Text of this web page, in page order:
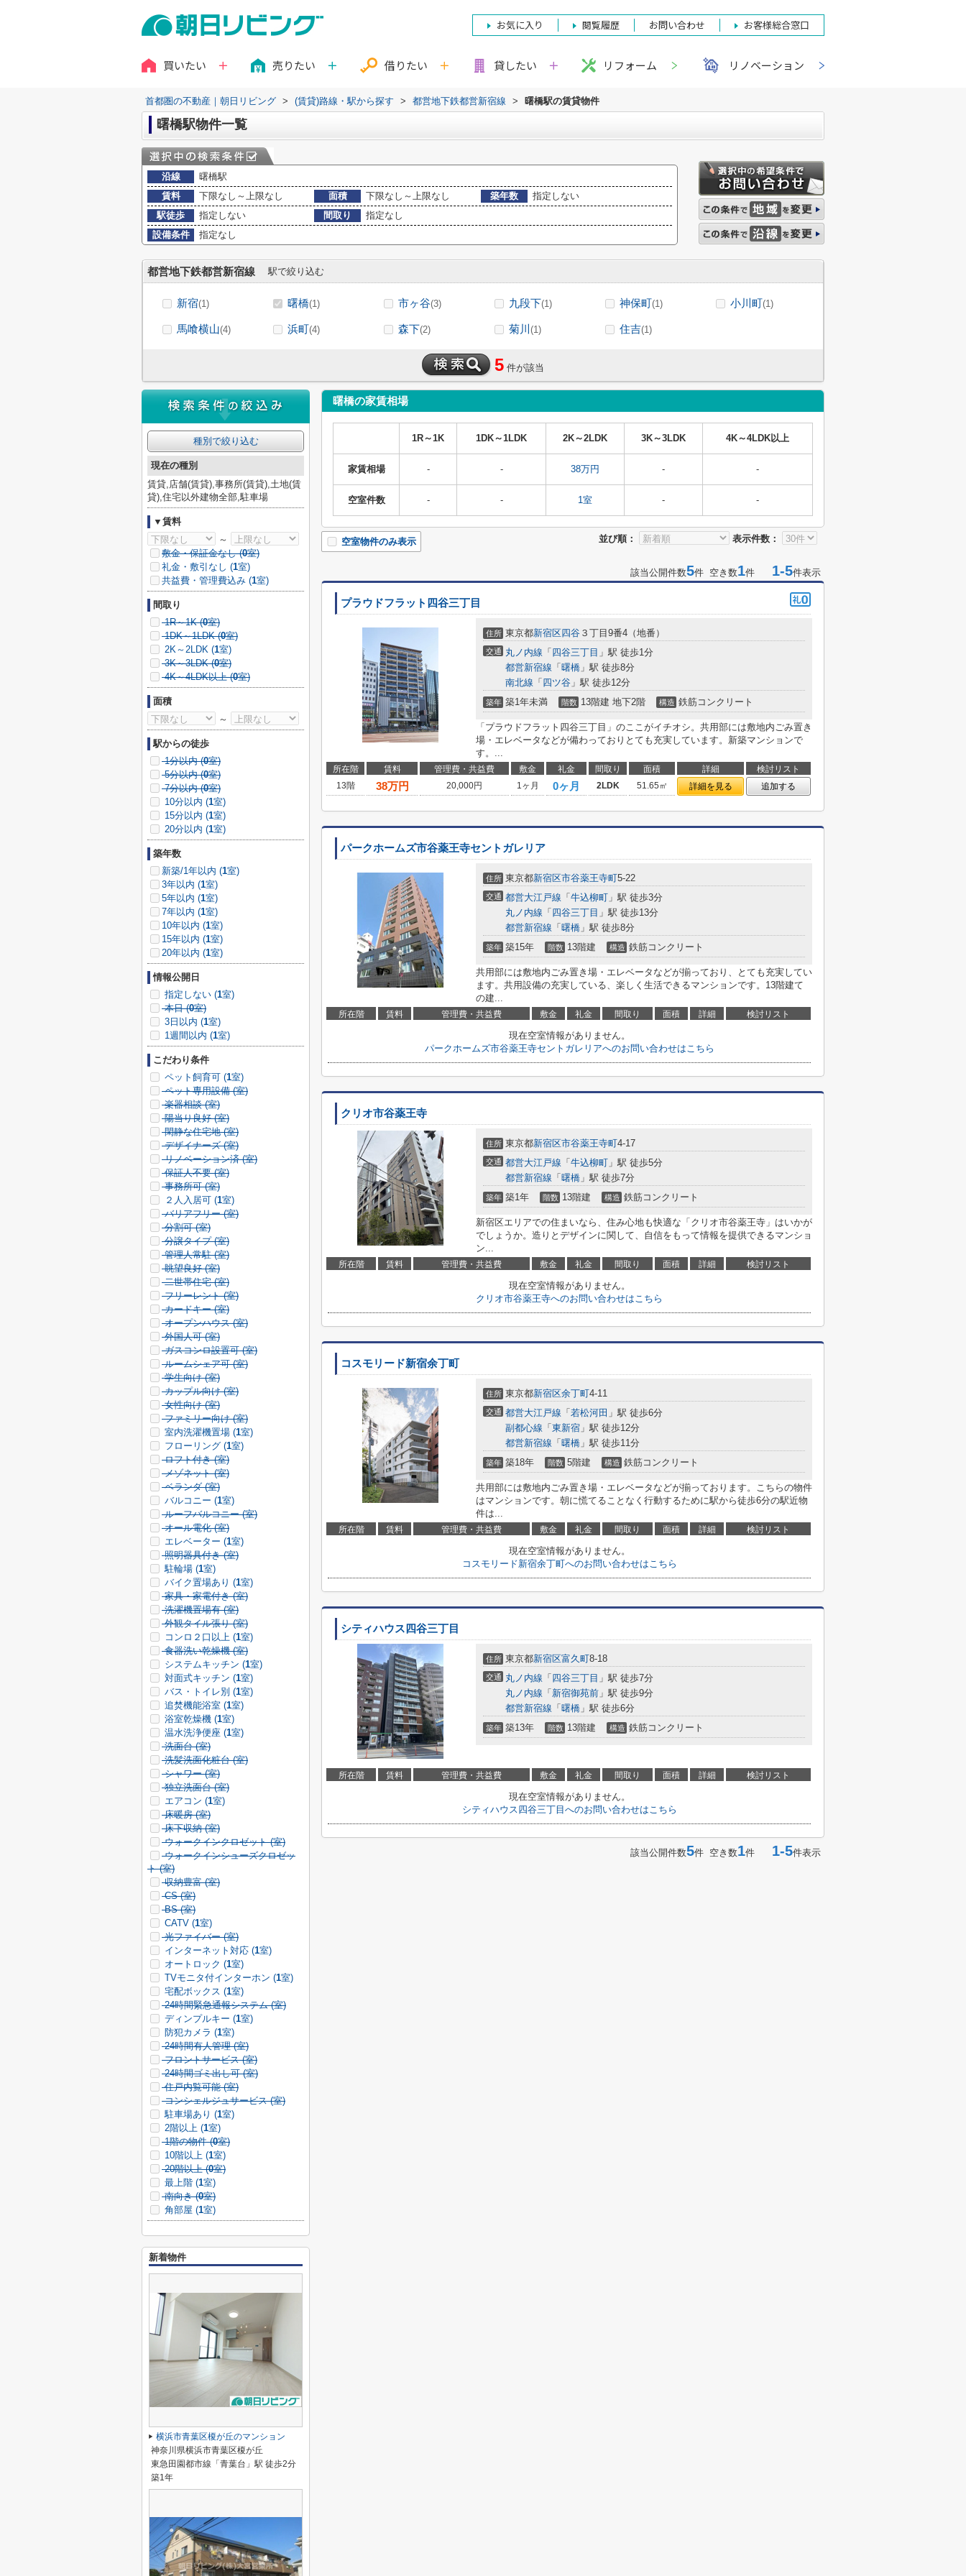
お気に入り 閲覧履歴 お問い合わせ お客様総合窓口
買いたい 売りたい 借りたい 貸したい リフォーム リノベーション
首都圏の不動産｜朝日リビング > (賃貸)路線・駅から探す > 都営地下鉄都営新宿線 > 曙橋駅の賃貸物件
曙橋駅物件一覧
沿線
曙橋駅
賃料
下限なし～上限なし 面積 下限なし～上限なし 築年数
指定しない
駅徒歩
指定しない 間取り
指定なし
設備条件
指定なし
都営地下鉄都営新宿線 駅で絞り込む
新宿(1) 曙橋(1) 市ヶ谷(3) 九段下(1) 神保町(1) 小川町(1)
馬喰横山(4) 浜町(4) 森下(2) 菊川 (1) 住吉(1)
5 件が該当
曙橋の家賃相場
1R～1K 1DK～1LDK 2K～2LDK 3K～3LDK 4K～4LDK以上
家賃相場 - - 38万円 - -
空室件数 - - 1室 - -
並び順： 表示件数：
空室物件のみ表示
該当公開件数5件 空き数1件 1-5件表示
プラウドフラット四谷三丁目
住所 東京都新宿区四谷 ３丁目9番4（地番）
交通 丸ノ内線 「 四谷三丁目 」駅 徒歩1分
都営新宿線 「 曙橋 」駅 徒歩8分
南北線 「 四ツ谷 」駅 徒歩12分
築年 築1年未満 階数 13階建 地下2階 構造 鉄筋コンクリート
「プラウドフラット四谷三丁目」のここがイチオシ。共用部には敷地内ごみ置き
場・エレベータなどが備わっておりとても充実しています。新築マンションで
す。...
所在階 賃料 管理費・共益費 敷金 礼金 間取り 面積 詳細
検討リスト
13階
38万円 20,000円 1ヶ月 0ヶ月 2LDK 51.65㎡ 詳細を見る 追加する
パークホームズ市谷薬王寺セントガレリア
住所 東京都新宿区市谷薬王寺町5-22
交通 都営大江戸線 「 牛込柳町 」駅 徒歩3分
丸ノ内線 「 四谷三丁目 」駅 徒歩13分
都営新宿線 「 曙橋 」駅 徒歩8分
築年 築15年 階数 13階建 構造 鉄筋コンクリート
共用部には敷地内ごみ置き場・エレベータなどが揃っており、とても充実してい
ます。共用設備の充実している、楽しく生活できるマンションです。13階建て
の建...
所在階 賃料 管理費・共益費 敷金 礼金 間取り 面積 詳細 検討リスト
現在空室情報がありません。
パークホームズ市谷薬王寺セントガレリアへのお問い合わせはこちら
クリオ市谷薬王寺
住所 東京都新宿区市谷薬王寺町4-17
交通 都営大江戸線 「 牛込柳町 」駅 徒歩5分
都営新宿線 「 曙橋 」駅 徒歩7分
築年 築1年 階数 13階建 構造 鉄筋コンクリート
新宿区エリアでの住まいなら、住み心地も快適な「クリオ市谷薬王寺」はいかが
でしょうか。造りとデザインに関して、自信をもって情報を提供できるマンショ
ン...
所在階 賃料 管理費・共益費 敷金 礼金 間取り 面積 詳細 検討リスト
現在空室情報がありません。
クリオ市谷薬王寺へのお問い合わせはこちら
コスモリード新宿余丁町
住所 東京都新宿区余丁町4-11
交通 都営大江戸線 「 若松河田 」駅 徒歩6分
副都心線 「 東新宿 」駅 徒歩12分
都営新宿線 「 曙橋 」駅 徒歩11分
築年 築18年 階数 5階建 構造 鉄筋コンクリート
共用部には敷地内ごみ置き場・エレベータなどが揃っております。こちらの物件
はマンションです。朝に慌てることなく行動するために駅から徒歩6分の駅近物
件は...
所在階 賃料 管理費・共益費 敷金 礼金 間取り 面積 詳細 検討リスト
現在空室情報がありません。
コスモリード新宿余丁町へのお問い合わせはこちら
シティハウス四谷三丁目
住所 東京都新宿区富久町8-18
交通 丸ノ内線 「 四谷三丁目 」駅 徒歩7分
丸ノ内線 「 新宿御苑前 」駅 徒歩9分
都営新宿線 「 曙橋 」駅 徒歩6分
築年 築13年 階数 13階建 構造 鉄筋コンクリート
所在階 賃料 管理費・共益費 敷金 礼金 間取り 面積 詳細 検討リスト
現在空室情報がありません。
シティハウス四谷三丁目へのお問い合わせはこちら
該当公開件数5件 空き数1件 1-5件表示
種別で絞り込む
現在の種別
賃貸,店舗(賃貸),事務所(賃貸),土地(賃
貸),住宅以外建物全部,駐車場
▼賃料
～
敷金・保証金なし (0室)
礼金・敷引なし (1室)
共益費・管理費込み (1室)
間取り
1R～1K (0室)
1DK～1LDK (0室)
2K～2LDK (1室)
3K～3LDK (0室)
4K～4LDK以上 (0室)
面積
～
駅からの徒歩
1分以内 (0室)
5分以内 (0室)
7分以内 (0室)
10分以内 (1室)
15分以内 (1室)
20分以内 (1室)
築年数
新築/1年以内 (1室)
3年以内 (1室)
5年以内 (1室)
7年以内 (1室)
10年以内 (1室)
15年以内 (1室)
20年以内 (1室)
情報公開日
指定しない (1室)
本日 (0室)
3日以内 (1室)
1週間以内 (1室)
こだわり条件
ペット飼育可 (1室)
ペット専用設備 (室)
楽器相談 (室)
陽当り良好 (室)
閑静な住宅地 (室)
デザイナーズ (室)
リノベーション済 (室)
保証人不要 (室)
事務所可 (室)
２人入居可 (1室)
バリアフリー (室)
分割可 (室)
分譲タイプ (室)
管理人常駐 (室)
眺望良好 (室)
二世帯住宅 (室)
フリーレント (室)
カードキー (室)
オープンハウス (室)
外国人可 (室)
ガスコンロ設置可 (室)
ルームシェア可 (室)
学生向け (室)
カップル向け (室)
女性向け (室)
ファミリー向け (室)
室内洗濯機置場 (1室)
フローリング (1室)
ロフト付き (室)
メゾネット (室)
ベランダ (室)
バルコニー (1室)
ルーフバルコニー (室)
オール電化 (室)
エレベーター (1室)
照明器具付き (室)
駐輪場 (1室)
バイク置場あり (1室)
家具・家電付き (室)
洗濯機置場有 (室)
外観タイル張り (室)
コンロ２口以上 (1室)
食器洗い乾燥機 (室)
システムキッチン (1室)
対面式キッチン (1室)
バス・トイレ別 (1室)
追焚機能浴室 (1室)
浴室乾燥機 (1室)
温水洗浄便座 (1室)
洗面台 (室)
洗髪洗面化粧台 (室)
シャワー (室)
独立洗面台 (室)
エアコン (1室)
床暖房 (室)
床下収納 (室)
ウォークインクロゼット (室)
ウォークインシューズクロゼッ
ト (室)
収納豊富 (室)
CS (室)
BS (室)
CATV (1室)
光ファイバー (室)
インターネット対応 (1室)
オートロック (1室)
TVモニタ付インターホン (1室)
宅配ボックス (1室)
24時間緊急通報システム (室)
ディンプルキー (1室)
防犯カメラ (1室)
24時間有人管理 (室)
フロントサービス (室)
24時間ゴミ出し可 (室)
住戸内覧可能 (室)
コンシェルジュサービス (室)
駐車場あり (1室)
2階以上 (1室)
1階の物件 (0室)
10階以上 (1室)
20階以上 (0室)
最上階 (1室)
南向き (0室)
角部屋 (1室)
新着物件
横浜市青葉区榎が丘のマンション
神奈川県横浜市青葉区榎が丘
東急田園都市線「青葉台」駅 徒歩2分
築1年